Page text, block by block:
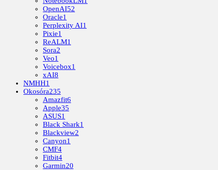
OpenAI52
Oracle1
Perplexity AI1
Pixie1
ReALM1
Sora2
Veo1
Voicebox1
xAI8
NMHH1
Okosóra235
Amazfit6
Apple35
ASUS1
Black Shark1
Blackview2
Canyon1
CMF4
Fitbit4
Garmin20